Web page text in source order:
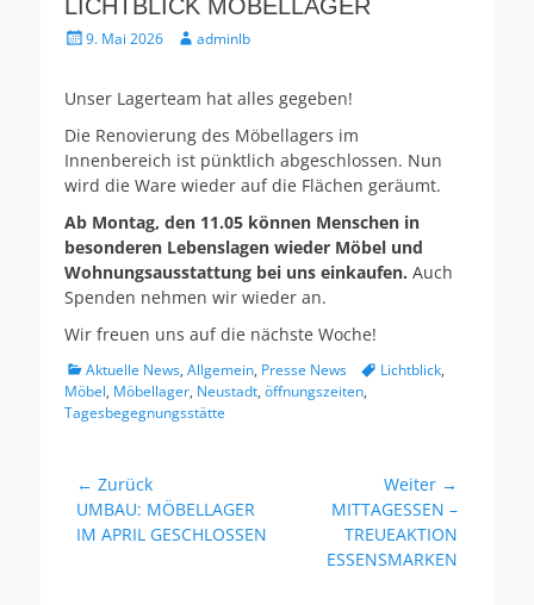
LICHTBLICK MÖBELLAGER
Veröffentlicht
9. Mai 2026 Autoradminlb
Unser Lagerteam hat alles gegeben!
Die Renovierung des Möbellagers im
Innenbereich ist pünktlich abgeschlossen. Nun
wird die Ware wieder auf die Flächen geräumt.
Ab Montag, den 11.05 können Menschen in
besonderen Lebenslagen wieder Möbel und
Wohnungsausstattung bei uns einkaufen. Auch
Spenden nehmen wir wieder an.
Wir freuen uns auf die nächste Woche!
Kategorien
Aktuelle News, Allgemein, Presse News Schlagworte
Lichtblick,
Möbel, Möbellager, Neustadt, öffnungszeiten,
Tagesbegegnungsstätte
Beitragsnavigation
← Zurück
Vorheriger
Beitrag:
UMBAU: MÖBELLAGER
IM APRIL GESCHLOSSEN
Weiter →
NächsterMITTAGESSEN –
TREUEAKTION
ESSENSMARKEN